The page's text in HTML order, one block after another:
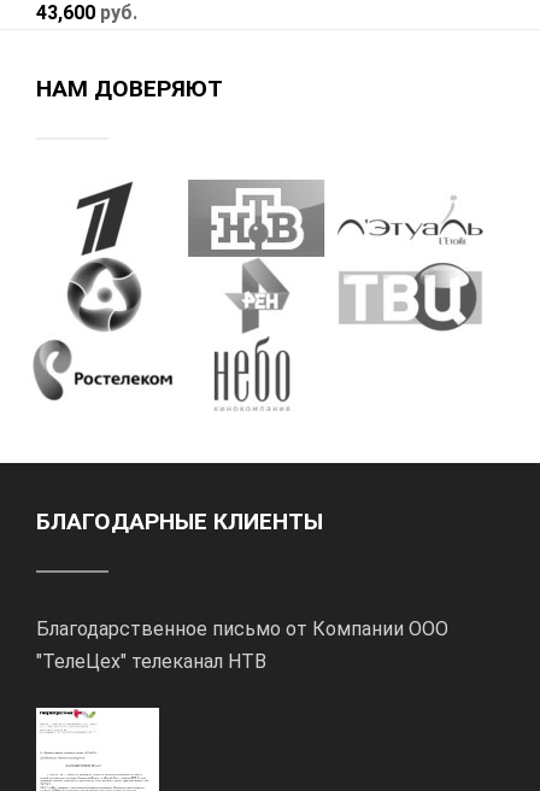
43,600 руб.
НАМ ДОВЕРЯЮТ
БЛАГОДАРНЫЕ КЛИЕНТЫ
Благодарственное письмо от Компании ООО
"ТелеЦех" телеканал НТВ